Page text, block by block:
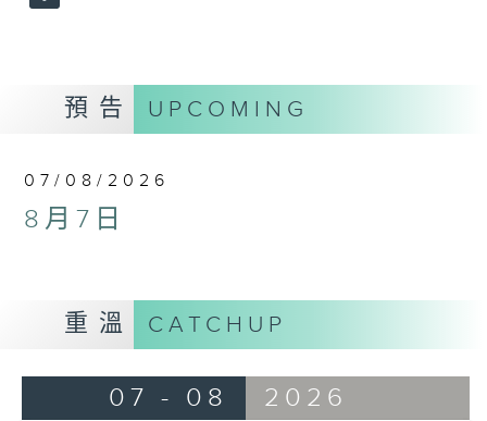
預告 UPCOMING
07/08/2026
8月7日
重溫 CATCHUP
07 - 08 2026